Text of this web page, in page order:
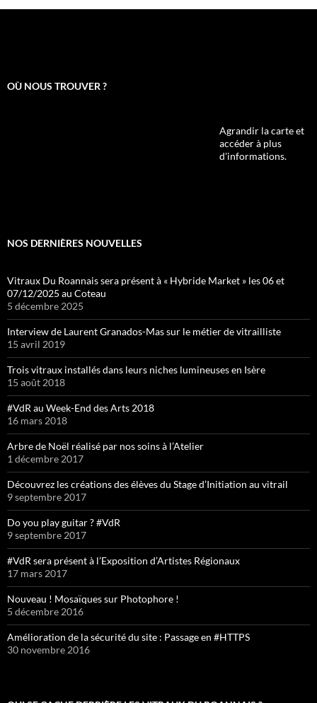
OÙ NOUS TROUVER ?
Agrandir la carte et
accéder à plus
d'informations.
NOS DERNIÈRES NOUVELLES
Vitraux Du Roannais sera présent à « Hybride Market » les 06 et
07/12/2025 au Coteau
5 décembre 2025
Interview de Laurent Granados-Mas sur le métier de vitrailliste
15 avril 2019
Trois vitraux installés dans leurs niches lumineuses en Isère
15 août 2018
#VdR au Week-End des Arts 2018
16 mars 2018
Arbre de Noël réalisé par nos soins à l’Atelier
1 décembre 2017
Découvrez les créations des élèves du Stage d’Initiation au vitrail
9 septembre 2017
Do you play guitar ? #VdR
9 septembre 2017
#VdR sera présent à l’Exposition d’Artistes Régionaux
17 mars 2017
Nouveau ! Mosaïques sur Photophore !
5 décembre 2016
Amélioration de la sécurité du site : Passage en #HTTPS
30 novembre 2016